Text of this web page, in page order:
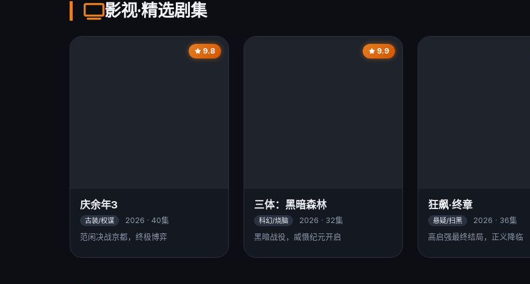
影视·精选剧集
9.8
庆余年3
古装/权谋
2026 · 40集
范闲决战京都，终极博弈
9.9
三体：黑暗森林
科幻/烧脑
2026 · 32集
黑暗战役，威慑纪元开启
狂飙·终章
悬疑/扫黑
2026 · 36集
高启强最终结局，正义降临